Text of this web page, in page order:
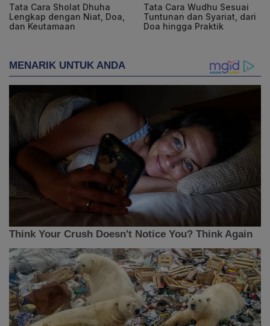
Tata Cara Sholat Dhuha
Lengkap dengan Niat, Doa,
dan Keutamaan
Tata Cara Wudhu Sesuai
Tuntunan dan Syariat, dari
Doa hingga Praktik